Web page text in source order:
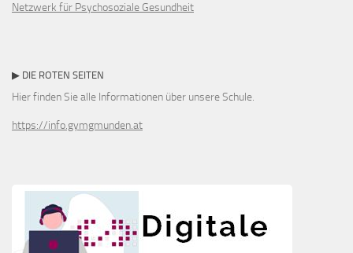
Netzwerk für Psychosoziale Gesundheit
▶ DIE ROTEN SEITEN
Hier finden Sie alle Informationen über unsere Schule.
https://info.gymgmunden.at